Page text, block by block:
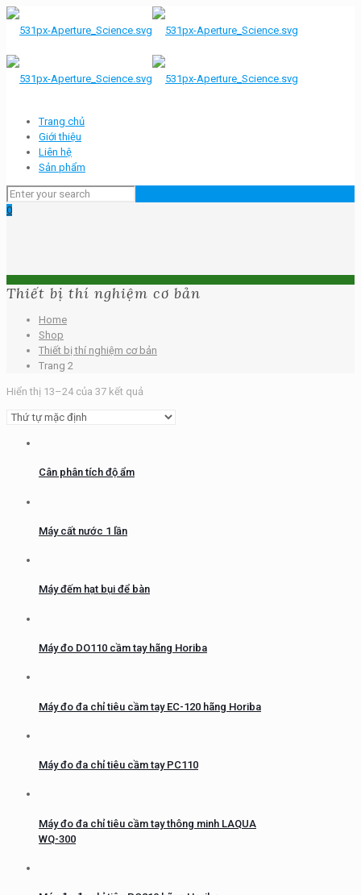
Trang chủ
Giới thiệu
Liên hệ
Sản phẩm
0
Thiết bị thí nghiệm cơ bản
Home
Shop
Thiết bị thí nghiệm cơ bản
Trang 2
Hiển thị 13–24 của 37 kết quả
Cân phân tích độ ẩm
Máy cất nước 1 lần
Máy đếm hạt bụi để bàn
Máy đo DO110 cầm tay hãng Horiba
Máy đo đa chỉ tiêu cầm tay EC-120 hãng Horiba
Máy đo đa chỉ tiêu cầm tay PC110
Máy đo đa chỉ tiêu cầm tay thông minh LAQUA
WQ-300